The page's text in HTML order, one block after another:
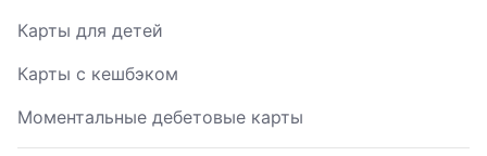
Карты для детей
Карты с кешбэком
Моментальные дебетовые карты